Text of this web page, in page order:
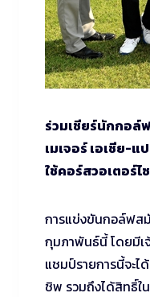
ร่วมเชียร์นักกอล์
เมเจอร์ เอเชีย-
ใช้คอร์สวอเตอร์ไ
การแข่งขันกอล์ฟสมั
กุมภาพันธ์นี้ โดยมีเ
แชมป์รายการนี้จะไ
ชิพ รวมถึงได้สิทธิ์ใ